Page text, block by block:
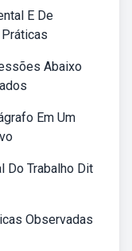
E De
Abaixo
Em Um
Do Trabalho Dit
Observadas